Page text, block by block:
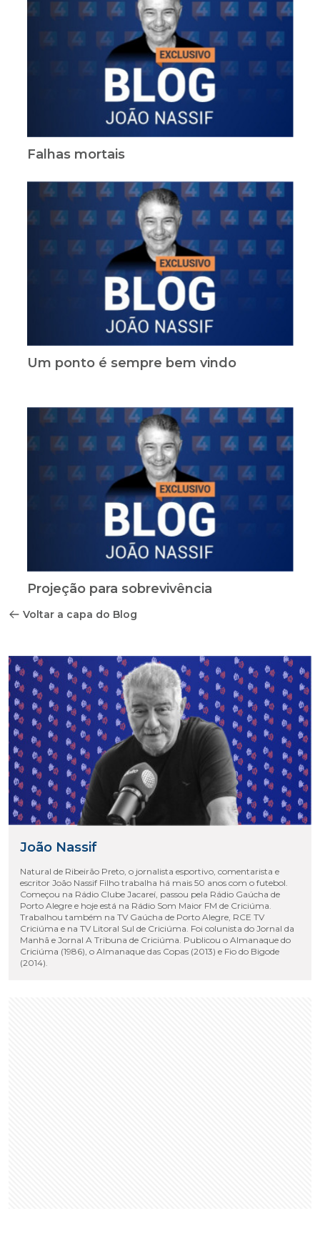
Falhas mortais
Um ponto é sempre bem vindo
Projeção para sobrevivência
Voltar a capa do Blog
João Nassif
Natural de Ribeirão Preto, o jornalista esportivo, comentarista e
escritor João Nassif Filho trabalha há mais 50 anos com o futebol.
Começou na Rádio Clube Jacareí, passou pela Rádio Gaúcha de
Porto Alegre e hoje está na Rádio Som Maior FM de Criciúma.
Trabalhou também na TV Gaúcha de Porto Alegre, RCE TV
Criciúma e na TV Litoral Sul de Criciúma. Foi colunista do Jornal da
Manhã e Jornal A Tribuna de Criciúma. Publicou o Almanaque do
Criciúma (1986), o Almanaque das Copas (2013) e Fio do Bigode
(2014).